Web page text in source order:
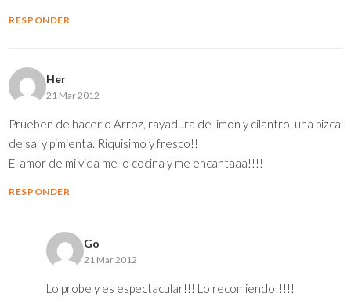
RESPONDER
Her
21 Mar 2012
Prueben de hacerlo Arroz, rayadura de limon y cilantro, una pizca
de sal y pimienta. Riquisimo y fresco!!
El amor de mi vida me lo cocina y me encantaaa!!!!
RESPONDER
Go
21 Mar 2012
Lo probe y es espectacular!!! Lo recomiendo!!!!!